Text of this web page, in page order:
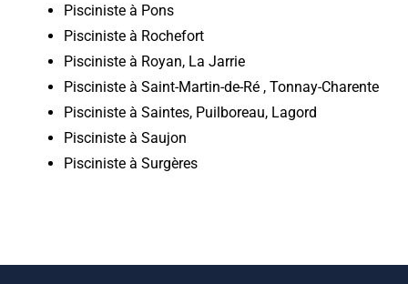
Pisciniste à Pons
Pisciniste à Rochefort
Pisciniste à Royan, La Jarrie
Pisciniste à Saint-Martin-de-Ré , Tonnay-Charente
Pisciniste à Saintes, Puilboreau, Lagord
Pisciniste à Saujon
Pisciniste à Surgères